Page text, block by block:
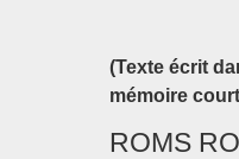
(Texte écrit
mémoire
ROMS